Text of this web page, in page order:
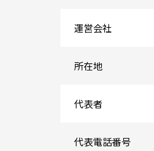
運営会社
所在地
代表者
代表電話番号